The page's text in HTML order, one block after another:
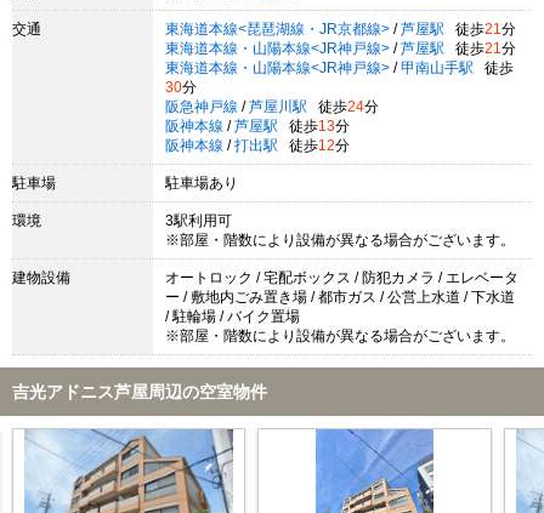
交通 東海道本線<琵琶湖線・JR京都線> / 芦屋駅 徒歩21 分
東海道本線・山陽本線<JR神戸線> / 芦屋駅 徒歩21 分
東海道本線・山陽本線<JR神戸線> / 甲南山手駅
徒歩
30分
阪急神戸線 / 芦屋川駅 徒歩24分
阪神本線 / 芦屋駅 徒歩13分
阪神本線 / 打出駅 徒歩12分
駐車場 駐車場あり
環境
3駅利用可
※部屋・階数により設備が異なる場合がございます。
建物設備
オートロック / 宅配ボックス / 防犯カメラ / エレベータ
ー / 敷地内ごみ置き場 / 都市ガス / 公営上水道 / 下水道
/ 駐輪場 / バイク置場
※部屋・階数により設備が異なる場合がございます。
吉光アドニス芦屋周辺の空室物件